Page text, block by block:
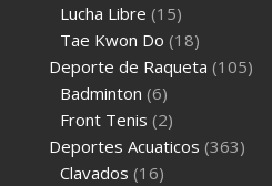
Lucha Libre (15)
Tae Kwon Do (18)
Deporte de Raqueta (105)
Badminton (6)
Front Tenis (2)
Deportes Acuaticos (363)
Clavados (16)